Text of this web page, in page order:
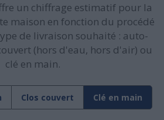
un chiffrage estimatif pour la
maison en fonction du procédé
de livraison souhaité : auto-
(hors d'eau, hors d'air) ou
clé en main.
Clos couvert Clé en main